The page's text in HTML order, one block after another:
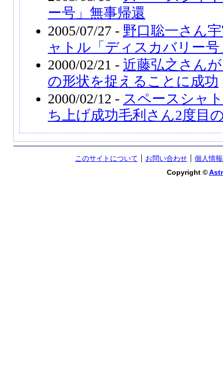
ー号」無事帰還
2005/07/27 - 野口聡一さん
ャトル「ディスカバリー
2000/02/21 - 近藤弘之さん
の形状を捉えることに成功
2000/02/12 - スペースシャ
ち上げ成功毛利さん2度目
このサイトについて お問い合わせ
個人情
Copyright ©